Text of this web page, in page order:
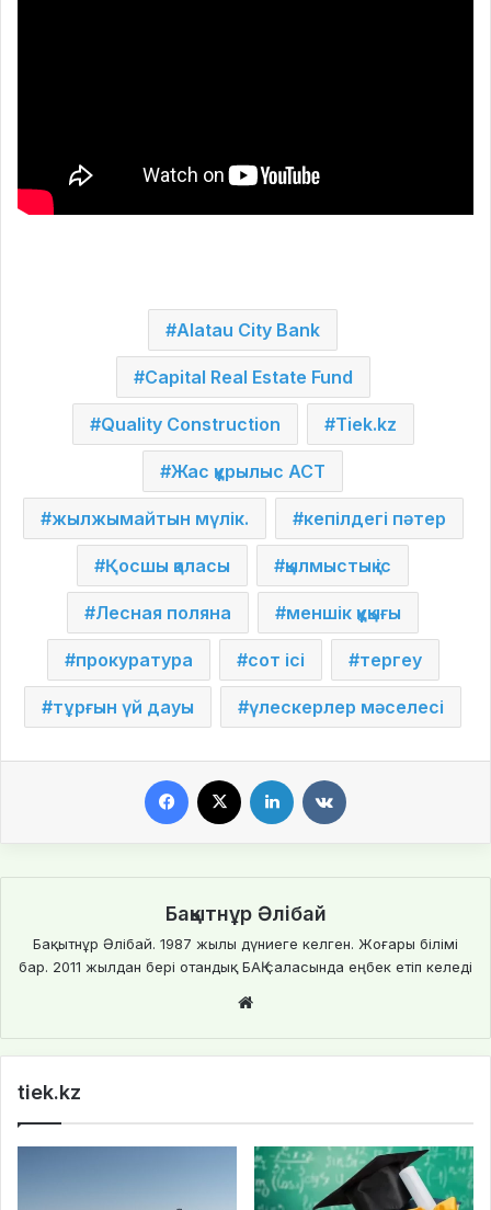
Alatau City Bank
Capital Real Estate Fund
Quality Construction Tiek.kz
Жас құрылыс АСТ
жылжымайтын мүлік. кепілдегі пәтер
Қосшы қаласы қылмыстық іс
Лесная поляна меншік құқығы
прокуратура сот ісі тергеу
тұрғын үй дауы үлескерлер мәселесі
Бақытнұр Әлібай
Бақытнұр Әлібай. 1987 жылы дүниеге келген. Жоғары білімі
бар. 2011 жылдан бері отандық БАҚ саласында еңбек етіп келеді
te
tiek.kz